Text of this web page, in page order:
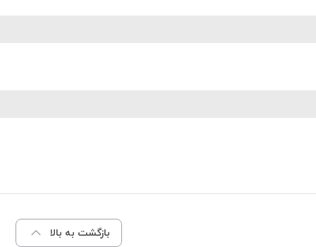
بازگشت به بالا